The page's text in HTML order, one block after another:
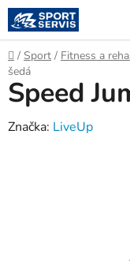
Přejít
na
obsah
Domů
/ Sport / Fitness a
šedá
Speed
Značka: LiveUp